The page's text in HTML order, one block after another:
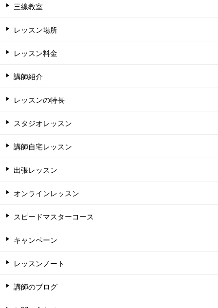
三線教室
レッスン場所
レッスン料金
講師紹介
レッスンの特長
スタジオレッスン
講師自宅レッスン
出張レッスン
オンラインレッスン
スピードマスターコース
キャンペーン
レッスンノート
講師のブログ